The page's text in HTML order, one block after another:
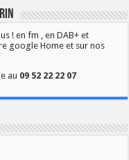
! en fm , en DAB+ et
google Home et sur nos
au 09 52 22 22 07